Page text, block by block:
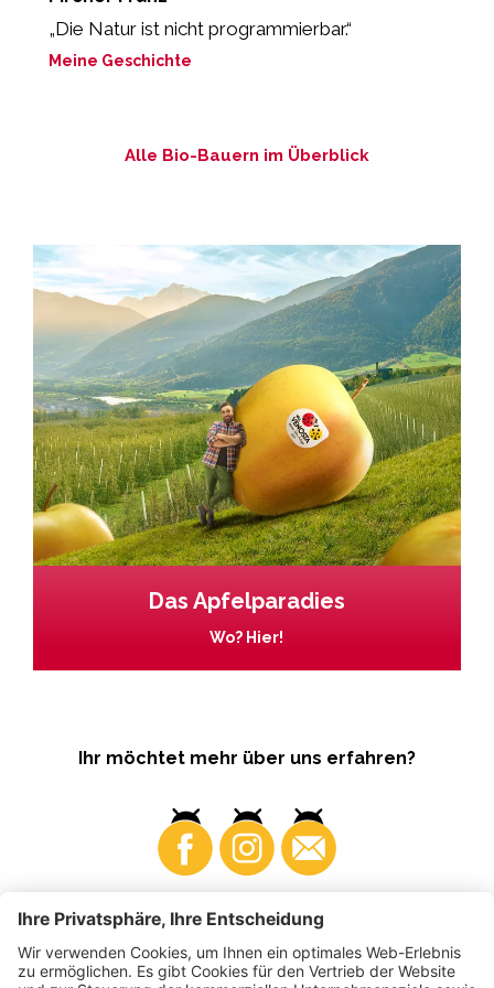
„Die Natur ist nicht programmierbar.“
Meine Geschichte
Alle Bio-Bauern im Überblick
Das Apfelparadies
Wo? Hier!
Ihr möchtet mehr über uns erfahren?
Business Produzenten